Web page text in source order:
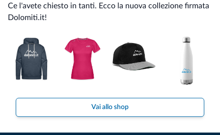
Ce l'avete chiesto in tanti. Ecco la nuova collezione firmata
Dolomiti.it!
Vai allo shop